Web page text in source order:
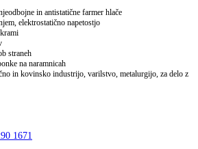
in antistatične farmer hlače
elektrostatično napetostjo
straneh
na naramnicah
in kovinsko industrijo, varilstvo, metalurgijo, za delo z
1671